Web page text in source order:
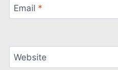
Email *
Website